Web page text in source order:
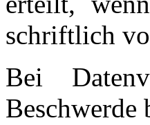
schriftlich
Bei
Beschwerde